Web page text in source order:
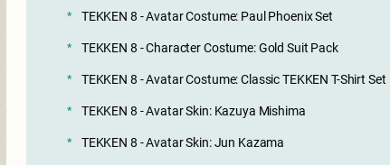
TEKKEN 8 - Avatar Costume: Paul Phoenix Set
TEKKEN 8 - Character Costume: Gold Suit Pack
TEKKEN 8 - Avatar Costume: Classic TEKKEN T-Shirt Set
TEKKEN 8 - Avatar Skin: Kazuya Mishima
TEKKEN 8 - Avatar Skin: Jun Kazama